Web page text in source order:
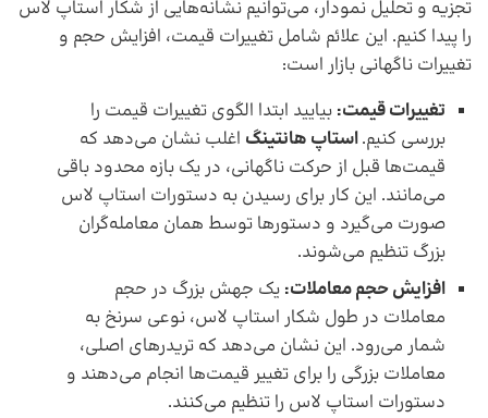
تجزیه ‌و‌ تحلیل نمودار، می‌توانیم نشانه‌هایی از شکار استاپ لاس
را پیدا کنیم. این علائم شامل تغییرات قیمت، افزایش حجم و
تغییرات ناگهانی بازار است:
تغییرات قیمت: بیایید ابتدا الگوی تغییرات قیمت را
بررسی کنیم.استاپ هانتینگ اغلب نشان می‌دهد که
قیمت‌ها قبل از حرکت ناگهانی، در یک بازه محدود باقی
می‌مانند. این کار برای رسیدن به ‌دستورات استاپ لاس
صورت می‌گیرد و دستورها توسط همان معامله‌گران
بزرگ تنظیم می‌شوند. ‌
افزایش حجم معاملات: یک جهش بزرگ در حجم
معاملات در طول شکار استاپ لاس، نوعی سرنخ به
شمار می‌رود. این نشان می‌دهد که تریدرهای اصلی،
معاملات بزرگی را برای تغییر قیمت‌ها انجام می‌دهند و
دستورات استاپ لاس را تنظیم می‌کنند.